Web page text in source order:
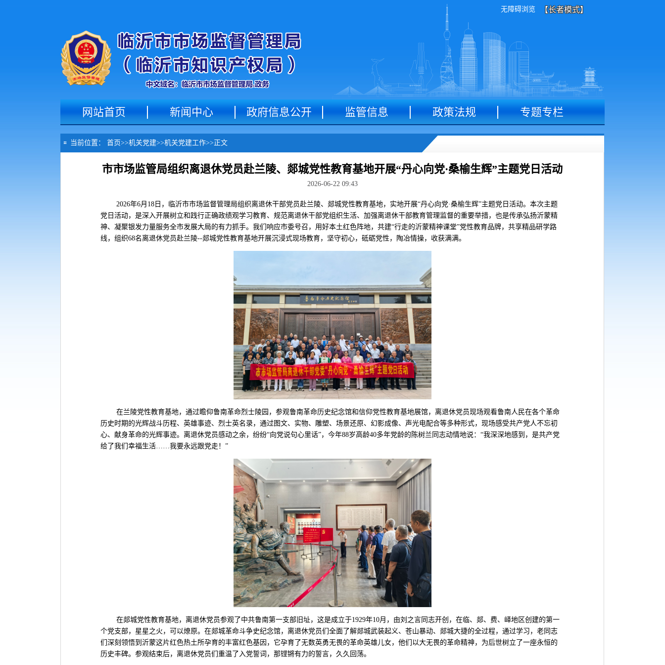
无障碍浏览 【长者模式】
网站首页 新闻中心 政府信息公开 监管信息 政策法规 专题专栏
当前位置： 首页>>机关党建>>机关党建工作>> 正文
市市场监管局组织离退休党员赴兰陵、郯城党性教育基地开展“丹心向党·桑榆生辉”主题党日活动
2026-06-22 09:43
2026年6月18日，临沂市市场监督管理局组织离退休干部党员赴兰陵、郯城党性教育基地，实地开展“丹心向党·桑榆生辉”主题党日活动。本次主题
党日活动，是深入开展树立和践行正确政绩观学习教育、规范离退休干部党组织生活、加强离退休干部教育管理监督的重要举措，也是传承弘扬沂蒙精
神、凝聚银发力量服务全市发展大局的有力抓手。我们响应市委号召，用好本土红色阵地，共建“行走的沂蒙精神课堂”党性教育品牌，共享精品研学路
线，组织68名离退休党员赴兰陵--郯城党性教育基地开展沉浸式现场教育，坚守初心，砥砺党性，陶冶情操，收获满满。
在兰陵党性教育基地，通过瞻仰鲁南革命烈士陵园，参观鲁南革命历史纪念馆和信仰党性教育基地展馆，离退休党员现场观看鲁南人民在各个革命
历史时期的光辉战斗历程、英雄事迹、烈士英名录，通过图文、实物、雕塑、场景还原、幻影成像、声光电配合等多种形式，现场感受共产党人不忘初
心、献身革命的光辉事迹。离退休党员感动之余，纷纷“向党说句心里话”，今年88岁高龄40多年党龄的陈树兰同志动情地说：“我深深地感到，是共产党
给了我们幸福生活……我要永远跟党走！”
在郯城党性教育基地，离退休党员参观了中共鲁南第一支部旧址，这是成立于1929年10月，由刘之言同志开创，在临、郯、费、峄地区创建的第一
个党支部，星星之火，可以燎原。在郯城革命斗争史纪念馆，离退休党员们全面了解郯城武装起义、苍山暴动、郯城大捷的全过程，通过学习，老同志
们深刻领悟到沂蒙这片红色热土所孕育的丰富红色基因，它孕育了无数英勇无畏的革命英雄儿女，他们以大无畏的革命精神，为后世树立了一座永恒的
历史丰碑。参观结束后，离退休党员们重温了入党誓词，那铿锵有力的誓言，久久回荡。